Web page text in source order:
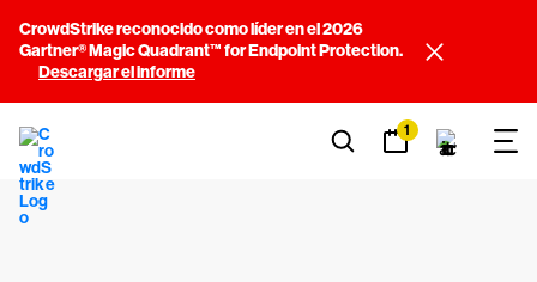
CrowdStrike reconocido como líder en el 2026
Gartner® Magic Quadrant™ for Endpoint Protection.
Descargar el informe
1